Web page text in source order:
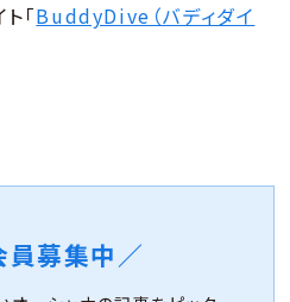
「BuddyDive（バディダイ
員募集中／